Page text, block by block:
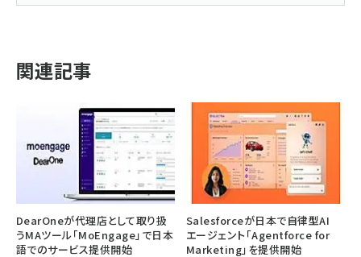
関連記事
DearOneが代理店として取り扱
うMAツール「MoEngage」で日本
語でのサービス提供開始
Salesforceが日本で自律型AI
エージェント「Agentforce for
Marketing」を提供開始